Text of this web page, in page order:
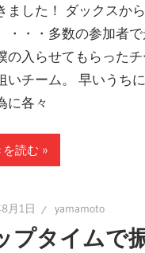
ました！ ダックスか
・・多数の参加者で
の入らせてもらった
いチーム。 早いうち
に各々
を読む
月1日 yamamoto
プタイムで